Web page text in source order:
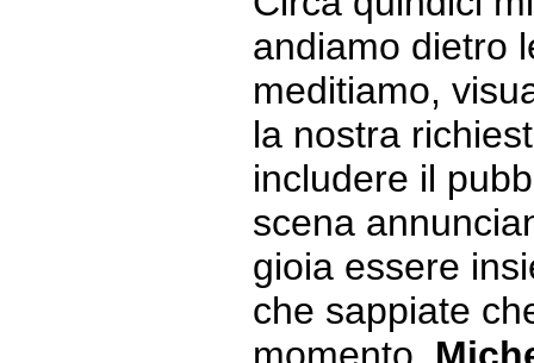
andiamo dietro
meditiamo,
la nostra
includere il
scena
gioia essere
che sappiate